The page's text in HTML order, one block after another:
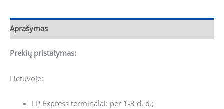
Aprašymas
Prekių pristatymas:
Lietuvoje:
LP Express terminalai: per 1-3 d. d.;